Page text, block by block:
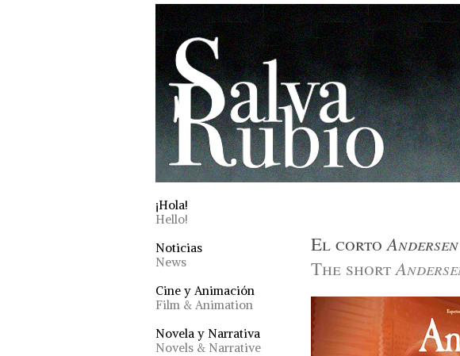
¡Hola!
Hello!
Noticias
News
Cine y Animación
Film & Animation
Novela y Narrativa
Novels & Narrative
El corto
The short